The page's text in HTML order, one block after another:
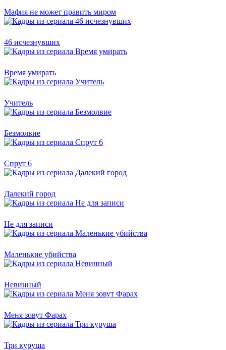
Мафия не может править миром
46 исчезнувших
Время умирать
Учитель
Безмолвие
Спрут 6
Далекий город
Не для записи
Маленькие убийства
Невинный
Меня зовут Фарах
Три куруша